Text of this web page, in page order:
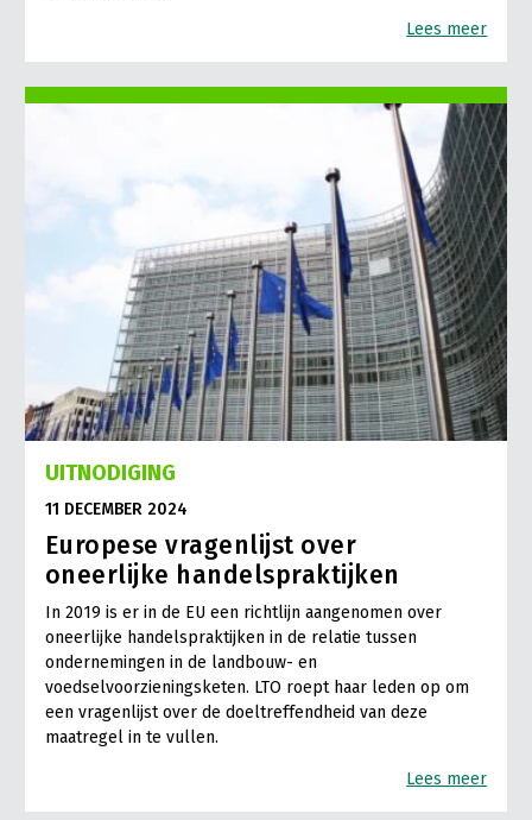
Lees meer
UITNODIGING
11 DECEMBER 2024
Europese vragenlijst over
oneerlijke handelspraktijken
In 2019 is er in de EU een richtlijn aangenomen over
oneerlijke handelspraktijken in de relatie tussen
ondernemingen in de landbouw- en
voedselvoorzieningsketen. LTO roept haar leden op om
een vragenlijst over de doeltreffendheid van deze
maatregel in te vullen.
Lees meer